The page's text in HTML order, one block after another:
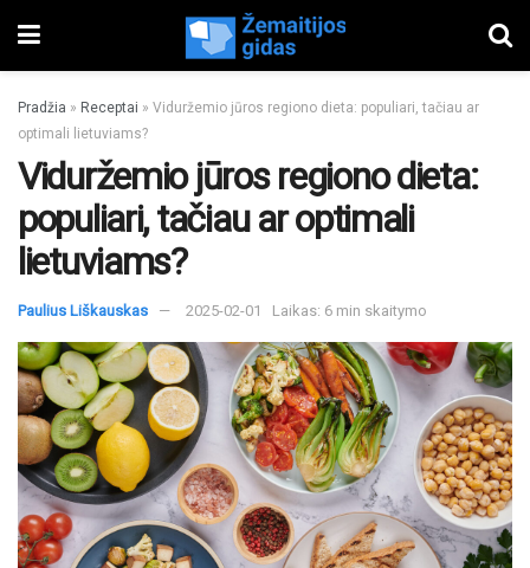
Pradžia » Receptai » Viduržemio jūros regiono dieta: populiari, tačiau ar
optimali lietuviams?
Viduržemio jūros regiono dieta:
populiari, tačiau ar optimali
lietuviams?
Paulius Liškauskas 2025-02-01 Laikas: 6 min skaitymo